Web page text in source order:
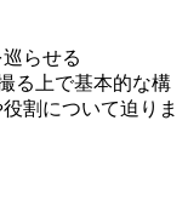
らせる
る上で基本的な構
割について迫りま